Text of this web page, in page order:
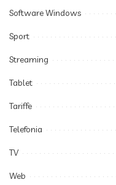
Software Windows
Sport
Streaming
Tablet
Tariffe
Telefonia
TV
Web